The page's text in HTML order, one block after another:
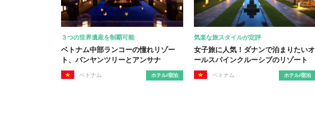
３つの世界遺産を制覇可能
ベトナム中部ランコーの憧れリゾー
ト、バンヤンツリーとアンサナ
ベトナム ホテル/宿泊
気楽な旅スタイルが定評
女子旅に人気！ダナンで泊まりたいオ
ールスパインクルーシブのリゾート
ベトナム ホテル/宿泊